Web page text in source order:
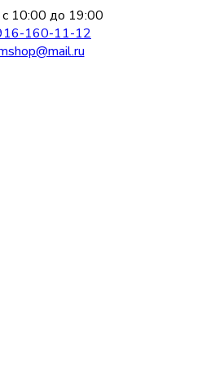
10:00 до 19:00
160-11-12